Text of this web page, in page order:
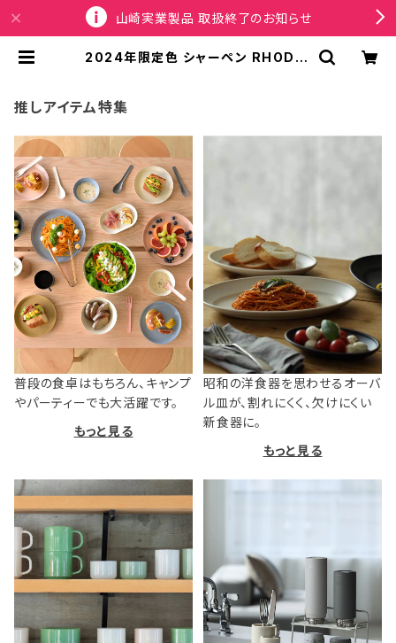
山崎実業製品 取扱終了のお知らせ
2024年限定色 シャーペン RHODIA
カルペンシル リミテッドカラー第8弾
マロンブラウン | SPORTUS
推しアイテム特集
普段の食卓はもちろん、キャンプ
やパーティーでも大活躍です。
もっと見る
昭和の洋食器を思わせるオーバ
ル皿が、割れにくく、欠けにくい
新食器に。
もっと見る